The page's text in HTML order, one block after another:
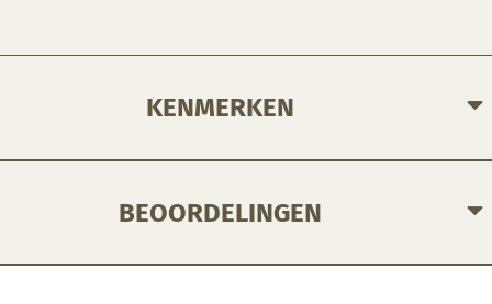
KENMERKEN
BEOORDELINGEN